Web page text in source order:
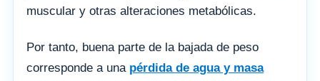
muscular y otras alteraciones metabólicas.
Por tanto, buena parte de la bajada de peso
corresponde a una pérdida de agua y masa